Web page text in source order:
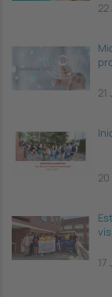
22
21
17